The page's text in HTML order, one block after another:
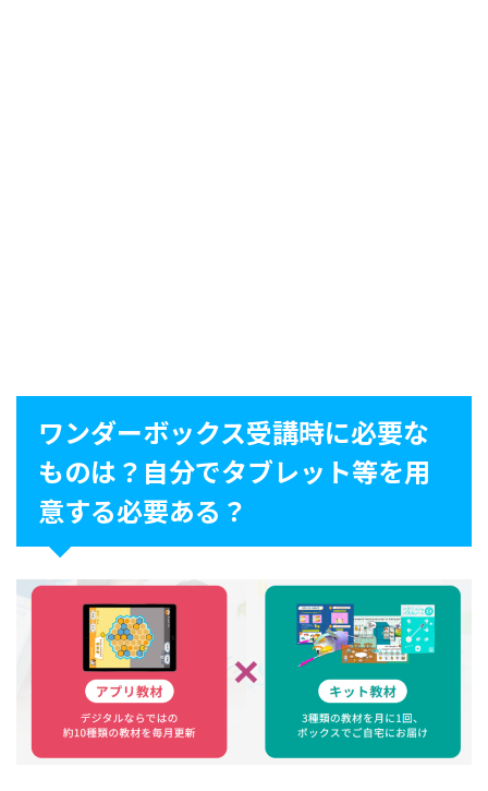
ワンダーボックス受講時に必要な
ものは？自分でタブレット等を用
意する必要ある？